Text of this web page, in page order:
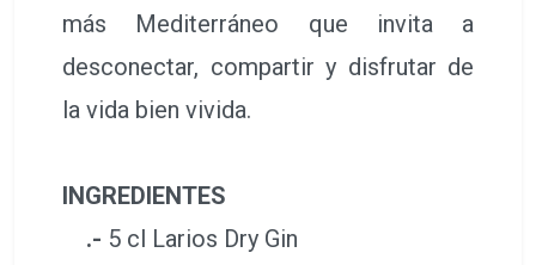
más Mediterráneo que invita a
desconectar, compartir y disfrutar de
la vida bien vivida.
INGREDIENTES
.- 5 cl Larios Dry Gin